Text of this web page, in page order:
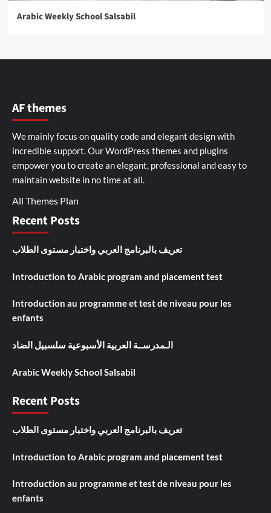
Arabic Weekly School Salsabil
AF themes
We mainly focus on quality code and elegant design with
incredible support. OurWordPress themes and plugins
empower you to create an elegant, professional and easy to
maintain website in no time at all.
All Themes Plan
Recent Posts
تعريف بالبرنامج العربي واختبار مستوى الطلاب
Introduction to Arabic program and placement test
Introduction au programme et test de niveau pour les
enfants
الـمدرســة العربية الأسبوعية سلسبيل الضاد
Arabic Weekly School Salsabil
Recent Posts
تعريف بالبرنامج العربي واختبار مستوى الطلاب
Introduction to Arabic program and placement test
Introduction au programme et test de niveau pour les
enfants